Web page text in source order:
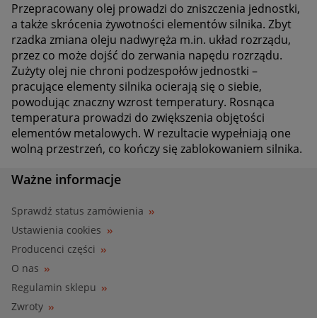
Przepracowany olej prowadzi do zniszczenia jednostki,
a także skrócenia żywotności elementów silnika. Zbyt
rzadka zmiana oleju nadwyręża m.in. układ rozrządu,
przez co może dojść do zerwania napędu rozrządu.
Zużyty olej nie chroni podzespołów jednostki –
pracujące elementy silnika ocierają się o siebie,
powodując znaczny wzrost temperatury. Rosnąca
temperatura prowadzi do zwiększenia objętości
elementów metalowych. W rezultacie wypełniają one
wolną przestrzeń, co kończy się zablokowaniem silnika.
Ważne informacje
Sprawdź status zamówienia
Ustawienia cookies
Producenci części
O nas
Regulamin sklepu
Zwroty